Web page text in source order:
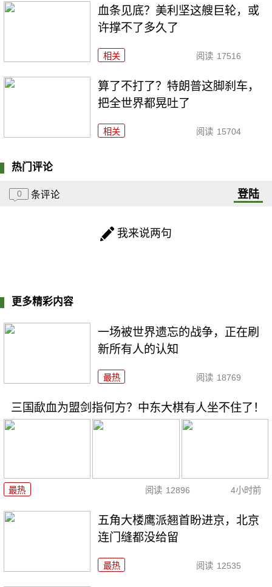
血条见底？美利坚这艘巨轮，或
许撑不了多久了
相关 阅读 17516
算了不打了？特朗普这脚刹车，
把全世界都晃吐了
相关 阅读 15704
热门评论
0 条评论 登陆
我来说两句
更多精彩内容
一场被世界遗忘的战争，正在刷
新所有人的认知
最热 阅读 18769
三国歃血为盟剑指何方？中东大棋有人坐不住了！
最热 阅读 12896 4小时前
五角大楼鹰派翘首盼进京，北京
连门缝都没给留
最热 阅读 12535